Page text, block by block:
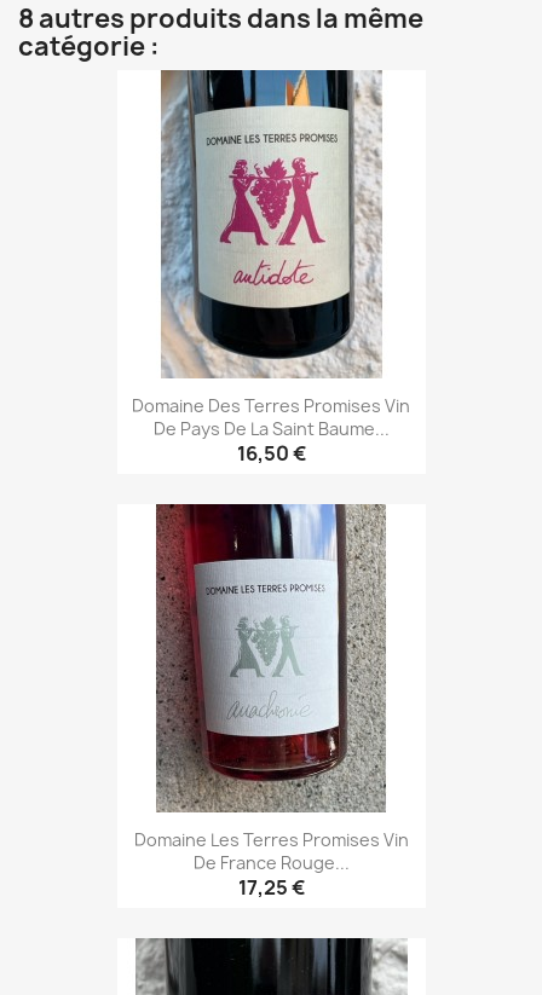
8 autres produits dans la même
catégorie :
Domaine Des Terres Promises Vin
De Pays De La Saint Baume...
16,50 €
Domaine Les Terres Promises Vin
De France Rouge...
17,25 €